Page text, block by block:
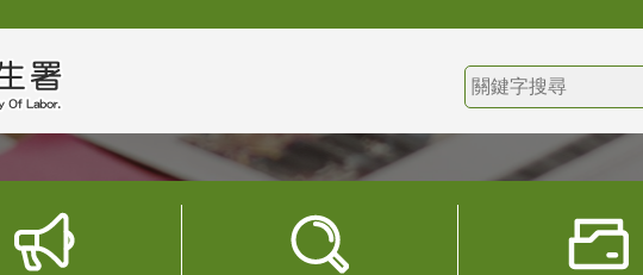
化學品報備與許可平台